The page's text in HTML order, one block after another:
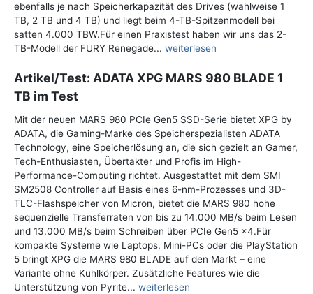
ebenfalls je nach Speicherkapazität des Drives (wahlweise 1
TB, 2 TB und 4 TB) und liegt beim 4-TB-Spitzenmodell bei
satten 4.000 TBW.Für einen Praxistest haben wir uns das 2-
TB-Modell der FURY Renegade... weiterlesen
Artikel/Test: ADATA XPG MARS 980 BLADE 1
TB im Test
Mit der neuen MARS 980 PCIe Gen5 SSD-Serie bietet XPG by
ADATA, die Gaming-Marke des Speicherspezialisten ADATA
Technology, eine Speicherlösung an, die sich gezielt an Gamer,
Tech-Enthusiasten, Übertakter und Profis im High-
Performance-Computing richtet. Ausgestattet mit dem SMI
SM2508 Controller auf Basis eines 6-nm-Prozesses und 3D-
TLC-Flashspeicher von Micron, bietet die MARS 980 hohe
sequenzielle Transferraten von bis zu 14.000 MB/s beim Lesen
und 13.000 MB/s beim Schreiben über PCIe Gen5 x4.Für
kompakte Systeme wie Laptops, Mini-PCs oder die PlayStation
5 bringt XPG die MARS 980 BLADE auf den Markt – eine
Variante ohne Kühlkörper. Zusätzliche Features wie die
Unterstützung von Pyrite... weiterlesen